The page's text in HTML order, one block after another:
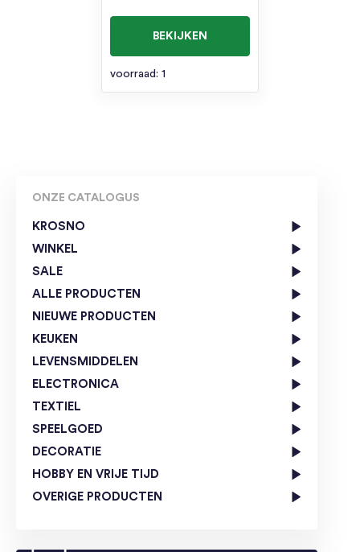
ONZE CATALOGUS
KROSNO
WINKEL
SALE
ALLE PRODUCTEN
NIEUWE PRODUCTEN
KEUKEN
LEVENSMIDDELEN
ELECTRONICA
TEXTIEL
SPEELGOED
DECORATIE
HOBBY EN VRIJE TIJD
OVERIGE PRODUCTEN
BEKIJKEN
voorraad: 1